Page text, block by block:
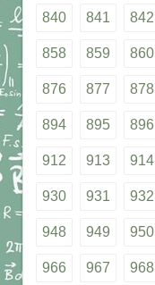
840 841 842
858 859 860
876 877 878
894 895 896
912 913 914
930 931 932
948 949 950
966 967 968